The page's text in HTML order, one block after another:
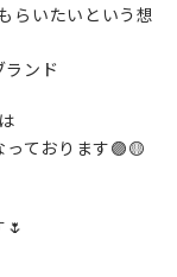
らいたいという想
ンド
ております🟣🟡